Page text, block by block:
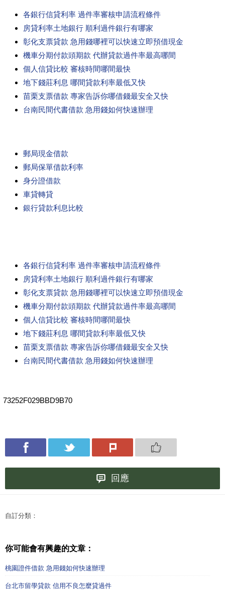
各銀行信貸利率 過件率審核申請流程條件
房貸利率土地銀行 順利過件銀行有哪家
彰化支票貸款 急用錢哪裡可以快速立即預借現金
機車分期付款頭期款 代辦貸款過件率最高哪間
個人信貸比較 審核時間哪間最快
地下錢莊利息 哪間貸款利率最低又快
苗栗支票借款 專家告訴你哪借錢最安全又快
台南民間代書借款 急用錢如何快速辦理
郵局現金借款
郵局保單借款利率
身分證借款
車貸轉貸
銀行貸款利息比較
各銀行信貸利率 過件率審核申請流程條件
房貸利率土地銀行 順利過件銀行有哪家
彰化支票貸款 急用錢哪裡可以快速立即預借現金
機車分期付款頭期款 代辦貸款過件率最高哪間
個人信貸比較 審核時間哪間最快
地下錢莊利息 哪間貸款利率最低又快
苗栗支票借款 專家告訴你哪借錢最安全又快
台南民間代書借款 急用錢如何快速辦理
73252F029BBD9B70
回應
自訂分類：
你可能會有興趣的文章：
桃園證件借款 急用錢如何快速辦理
台北市留學貸款 信用不良怎麼貸過件